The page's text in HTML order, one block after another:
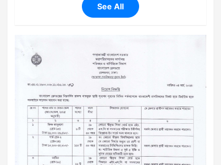
See All